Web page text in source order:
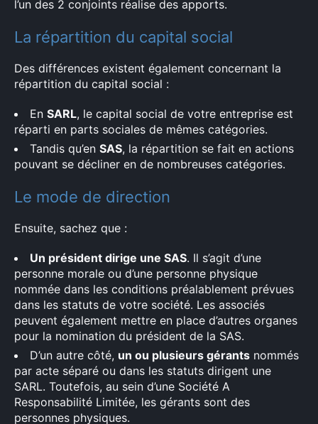
l’un des 2 conjoints réalise des apports.
La répartition du capital social
Des différences existent également concernant la
répartition du capital social :
En SARL, le capital social de votre entreprise est
réparti en parts sociales de mêmes catégories.
Tandis qu’en SAS, la répartition se fait en actions
pouvant se décliner en de nombreuses catégories.
Le mode de direction
Ensuite, sachez que :
Un président dirige une SAS. Il s’agit d’une
personne morale ou d’une personne physique
nommée dans les conditions préalablement prévues
dans les statuts de votre société. Les associés
peuvent également mettre en place d’autres organes
pour la nomination du président de la SAS.
D’un autre côté, un ou plusieurs gérants nommés
par acte séparé ou dans les statuts dirigent une
SARL. Toutefois, au sein d’une Société A
Responsabilité Limitée, les gérants sont des
personnes physiques.